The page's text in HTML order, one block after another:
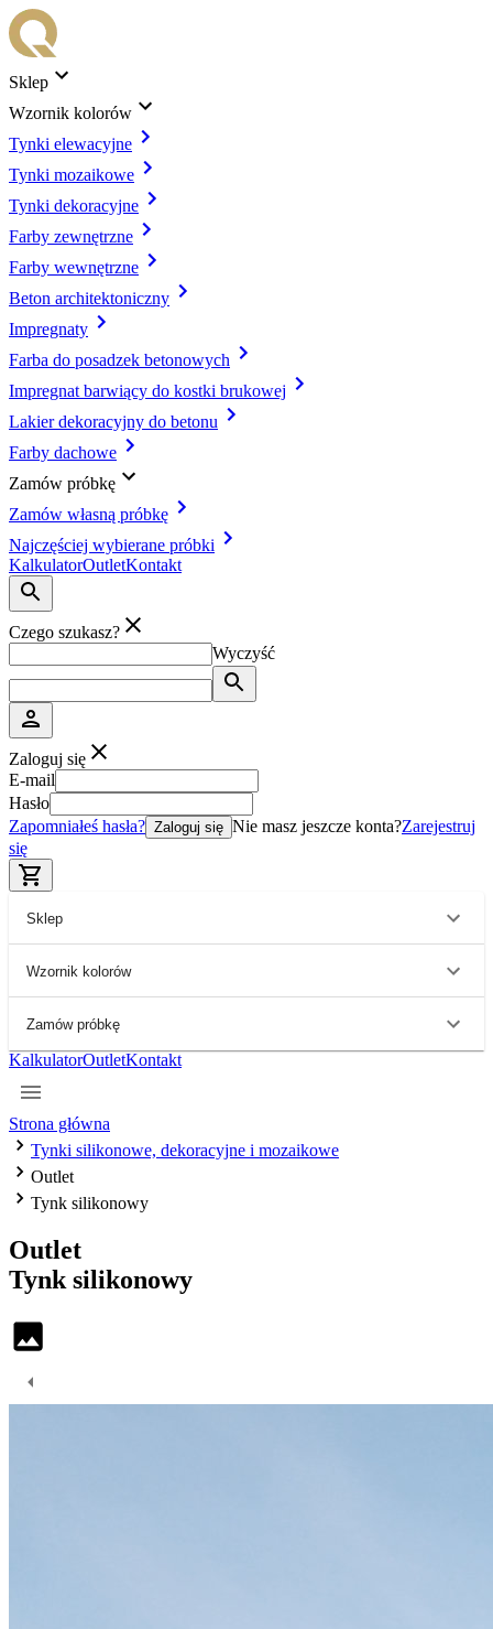
Sklep
Wzornik kolorów
Tynki elewacyjne
Tynki mozaikowe
Tynki dekoracyjne
Farby zewnętrzne
Farby wewnętrzne
Beton architektoniczny
Impregnaty
Farba do posadzek betonowych
Impregnat barwiący do kostki brukowej
Lakier dekoracyjny do betonu
Farby dachowe
Zamów próbkę
Zamów własną próbkę
Najczęściej wybierane próbki
KalkulatorOutletKontakt
Czego szukasz?
Wyczyść
Zaloguj się
E-mail
Hasło
Zapomniałeś hasła? Zaloguj się Nie masz jeszcze konta?Zarejestruj
się
Sklep
Wzornik kolorów
Zamów próbkę
KalkulatorOutletKontakt
Strona główna
Tynki silikonowe, dekoracyjne i mozaikowe
Outlet
Tynk silikonowy
Outlet
Tynk silikonowy